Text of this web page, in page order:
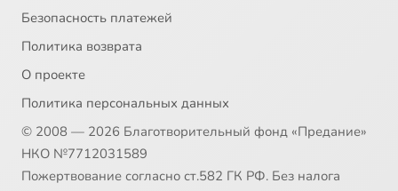
Безопасность платежей
Политика возврата
О проекте
Политика персональных данных
© 2008 — 2026 Благотворительный фонд «Предание»
НКО №7712031589
Пожертвование согласно ст.582 ГК РФ. Без налога